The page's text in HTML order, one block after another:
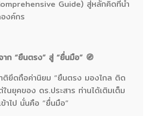
Guide) สู่หลักคิดที่นำ
งค์กร
าก “ยืนตรง” สู่ “ยื่นมือ” 🧭
ติยึดถือค่านิยม “ยืนตรง มองไกล ติด
นยุคของ ดร.ประสาร ท่านได้เติมเต็ม
าไป นั่นคือ “ยื่นมือ”